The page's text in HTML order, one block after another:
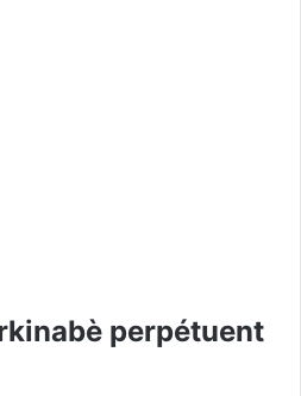
perpétuent